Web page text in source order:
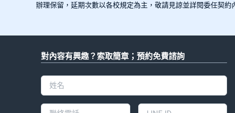
辦理保留，延期次數以各校規定為主，敬請見諒並詳閱委任契約
對內容有興趣？索取簡章；預約免費諮詢